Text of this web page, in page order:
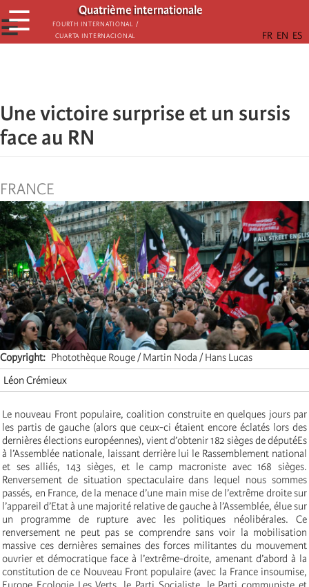
Skip
to
main
Quatrième internationale
Fourth International /
Cuarta Internacional
☰
☰
Une victoire surprise et un sursis
face au RN
FRANCE
Copyright
Photothèque Rouge / Martin Noda / Hans Lucas
Léon Crémieux
Le nouveau Front populaire, coalition construite en quelques jours par
les partis de gauche (alors que ceux-ci étaient encore éclatés lors des
dernières élections européennes), vient d’obtenir 182 sièges de députéEs
à l’Assemblée nationale, laissant derrière lui le Rassemblement national
et ses alliés, 143 sièges, et le camp macroniste avec 168 sièges.
Renversement de situation spectaculaire dans lequel nous sommes
passés, en France, de la menace d’une main mise de l’extrême droite sur
l’appareil d’Etat à une majorité relative de gauche à l’Assemblée, élue sur
un programme de rupture avec les politiques néolibérales. Ce
renversement ne peut pas se comprendre sans voir la mobilisation
massive ces dernières semaines des forces militantes du mouvement
ouvrier et démocratique face à l’extrême-droite, amenant d’abord à la
constitution de ce Nouveau Front populaire (avec la France insoumise,